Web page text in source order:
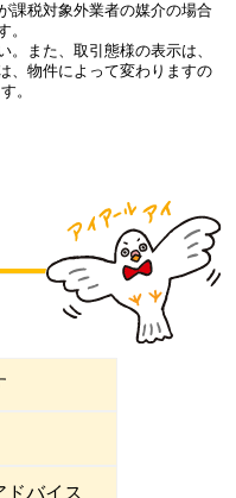
課税対象外業者の媒介の場合
。
また、取引態様の表示は、
、物件によって変わりますの
。
ドバイス